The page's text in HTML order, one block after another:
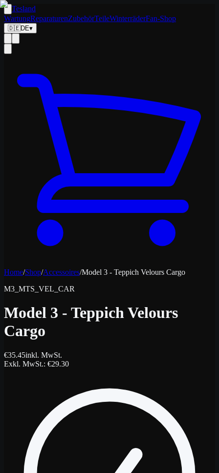
Tesland
WartungReparaturenZubehörTeileWinterräderFan-Shop
🇩🇪DE▾
Home/Shop/Accessoires/Model 3 - Teppich Velours Cargo
M3_MTS_VEL_CAR
Model 3 - Teppich Velours
Cargo
€35.45inkl. MwSt.
Exkl. MwSt.: €29.30